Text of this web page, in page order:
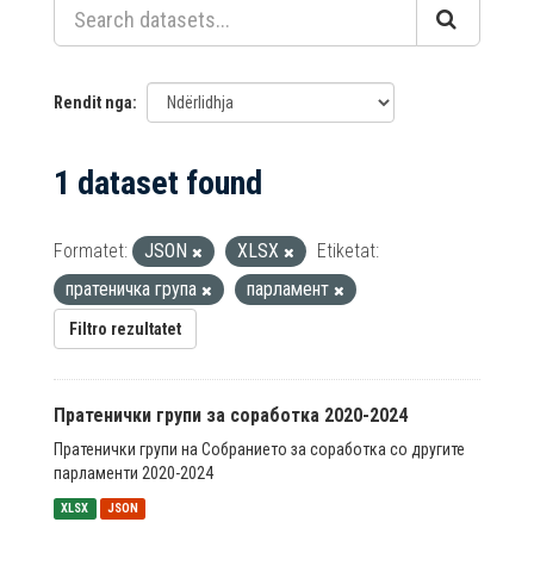
Rendit nga
1 dataset found
Formatet: JSON XLSX
Etiketat:
пратеничка група
парламент
Filtro rezultatet
Пратенички групи за соработка 2020-2024
Пратенички групи на Собранието за соработка со другите
парламенти 2020-2024
XLSX JSON